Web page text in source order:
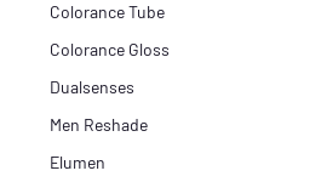
Colorance Tube
Colorance Gloss
Dualsenses
Men Reshade
Elumen